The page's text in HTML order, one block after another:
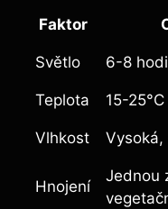
Faktor
Světlo 6-8
Teplota 15-25°C
Vlhkost Vysoká,
Hnojení
Jednou